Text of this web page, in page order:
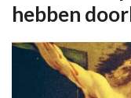
hebben